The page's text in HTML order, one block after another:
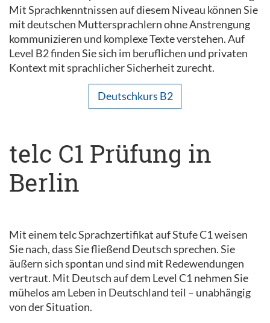
Mit Sprachkenntnissen auf diesem Niveau können Sie
mit deutschen Muttersprachlern ohne Anstrengung
kommunizieren und komplexe Texte verstehen. Auf
Level B2 finden Sie sich im beruflichen und privaten
Kontext mit sprachlicher Sicherheit zurecht.
Deutschkurs B2
telc C1 Prüfung in
Berlin
Mit einem telc Sprachzertifikat auf Stufe C1 weisen
Sie nach, dass Sie fließend Deutsch sprechen. Sie
äußern sich spontan und sind mit Redewendungen
vertraut. Mit Deutsch auf dem Level C1 nehmen Sie
mühelos am Leben in Deutschland teil – unabhängig
von der Situation.